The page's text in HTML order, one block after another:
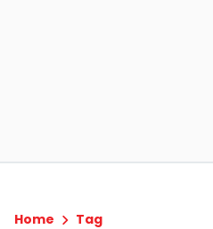
Home Tag